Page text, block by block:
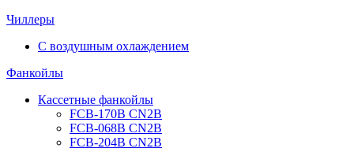
Чиллеры
С воздушным охлаждением
Фанкойлы
Кассетные фанкойлы
FCB-170B CN2B
FCB-068B CN2B
FCB-204B CN2B